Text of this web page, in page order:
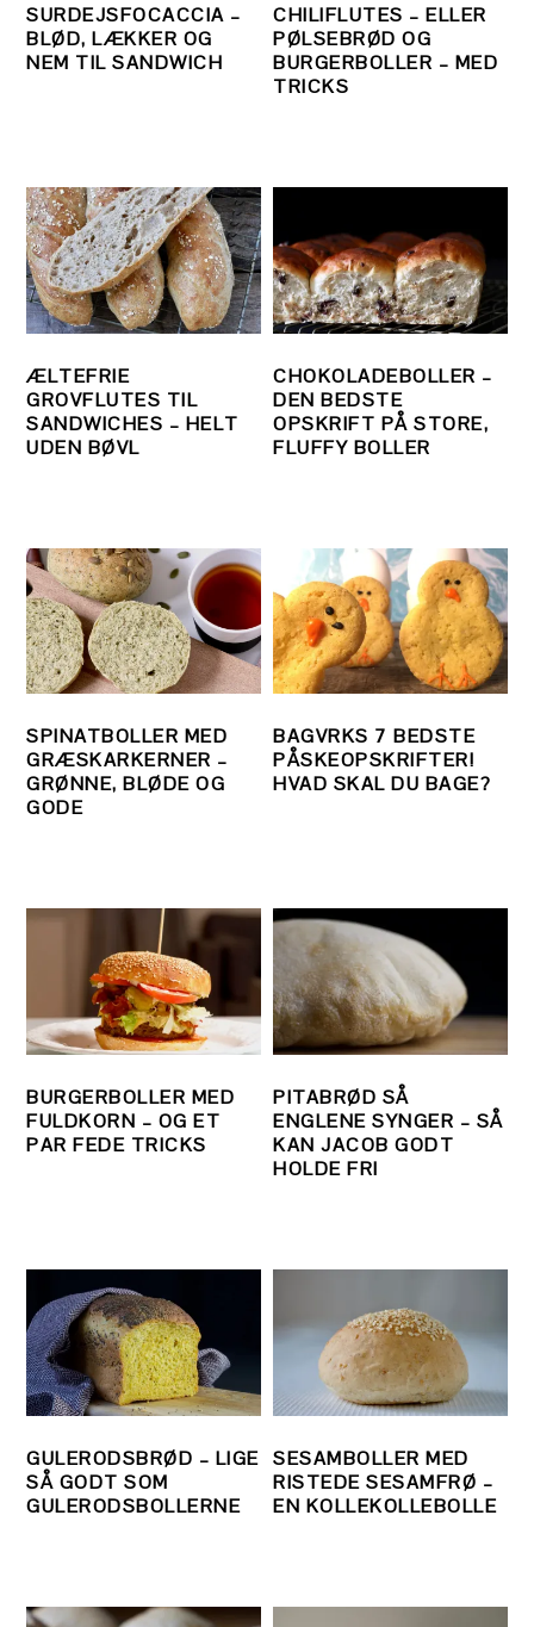
SURDEJSFOCACCIA –
BLØD, LÆKKER OG
NEM TIL SANDWICH
CHILIFLUTES – ELLER
PØLSEBRØD OG
BURGERBOLLER – MED
TRICKS
ÆLTEFRIE
GROVFLUTES TIL
SANDWICHES – HELT
UDEN BØVL
CHOKOLADEBOLLER –
DEN BEDSTE
OPSKRIFT PÅ STORE,
FLUFFY BOLLER
SPINATBOLLER MED
GRÆSKARKERNER –
GRØNNE, BLØDE OG
GODE
BAGVRKS 7 BEDSTE
PÅSKEOPSKRIFTER!
HVAD SKAL DU BAGE?
BURGERBOLLER MED
FULDKORN – OG ET
PAR FEDE TRICKS
PITABRØD SÅ
ENGLENE SYNGER – SÅ
KAN JACOB GODT
HOLDE FRI
GULERODSBRØD – LIGE
SÅ GODT SOM
GULERODSBOLLERNE
SESAMBOLLER MED
RISTEDE SESAMFRØ –
EN KOLLEKOLLEBOLLE